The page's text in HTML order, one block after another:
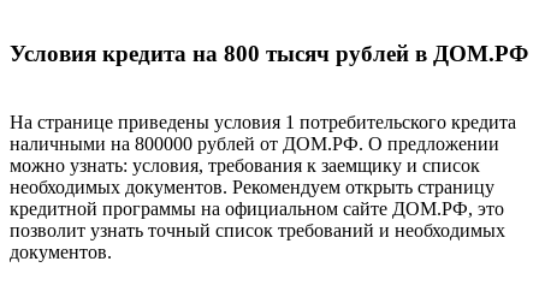
Условия кредита на 800 тысяч рублей в ДОМ.РФ
На странице приведены условия 1 потребительского кредита
наличными на 800000 рублей от ДОМ.РФ. О предложении
можно узнать: условия, требования к заемщику и список
необходимых документов. Рекомендуем открыть страницу
кредитной программы на официальном сайте ДОМ.РФ, это
позволит узнать точный список требований и необходимых
документов.